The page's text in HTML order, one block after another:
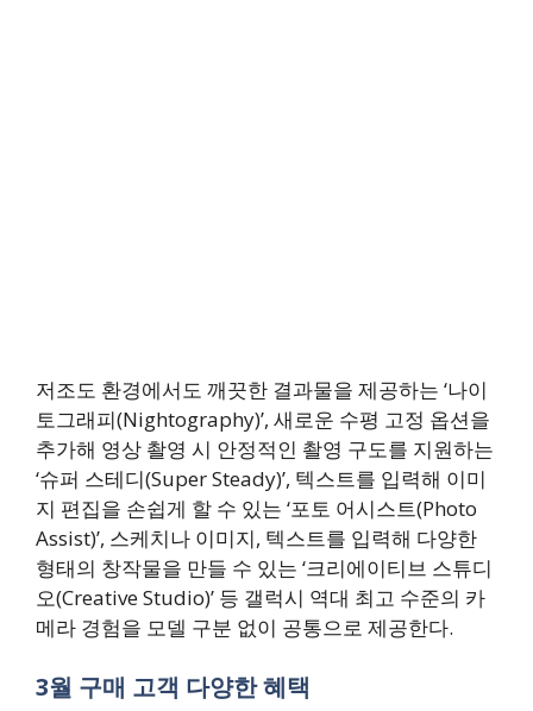
저조도 환경에서도 깨끗한 결과물을 제공하는 ‘나이
토그래피(Nightography)’, 새로운 수평 고정 옵션을
추가해 영상 촬영 시 안정적인 촬영 구도를 지원하는
‘슈퍼 스테디(Super Steady)’, 텍스트를 입력해 이미
지 편집을 손쉽게 할 수 있는 ‘포토 어시스트(Photo
Assist)’, 스케치나 이미지, 텍스트를 입력해 다양한
형태의 창작물을 만들 수 있는 ‘크리에이티브 스튜디
오(Creative Studio)’ 등 갤럭시 역대 최고 수준의 카
메라 경험을 모델 구분 없이 공통으로 제공한다.
3월 구매 고객 다양한 혜택